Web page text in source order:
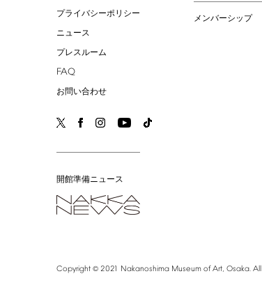
プライバシーポリシー
ニュース
プレスルーム
FAQ
お問い合わせ
開館準備ニュース
メンバーシップ
Copyright© 2021 Nakanoshima Museum of Art, Osaka. All